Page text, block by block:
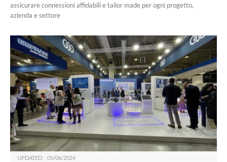
assicurare connessioni affidabili e tailor made per ogni progetto,
azienda e settore
UPDATED: 05/06/2024